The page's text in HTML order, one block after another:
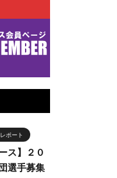
ポート
ス】２０
選手募集